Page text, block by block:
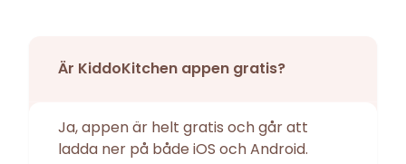
Är KiddoKitchen appen gratis?
Ja, appen är helt gratis och går att
ladda ner på både iOS och Android.